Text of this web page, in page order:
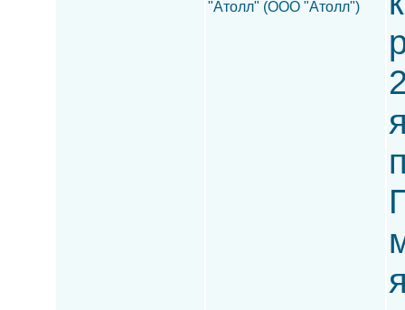
"Атолл" (ООО "Атолл")